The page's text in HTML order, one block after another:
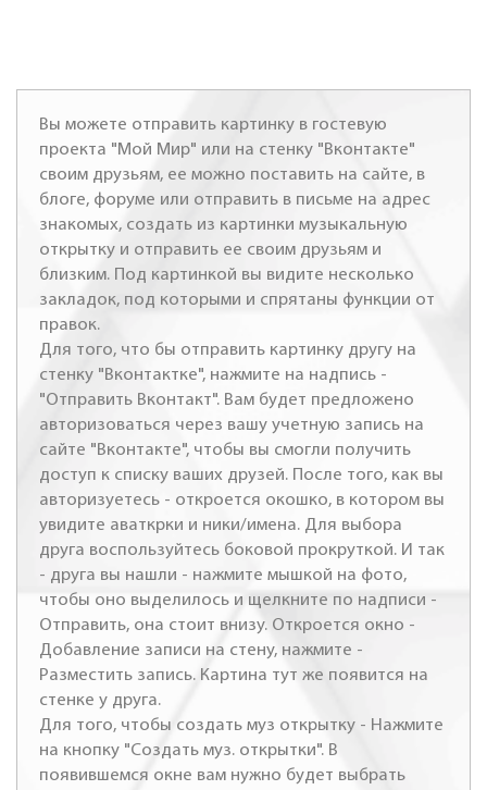
Вы можете отправить картинку в гостевую
проекта "Мой Мир" или на стенку "Вконтакте"
своим друзьям, ее можно поставить на сайте, в
блоге, форуме или отправить в письме на адрес
знакомых, создать из картинки музыкальную
открытку и отправить ее своим друзьям и
близким. Под картинкой вы видите несколько
закладок, под которыми и спрятаны функции от
правок.
Для того, что бы отправить картинку другу на
стенку "Вконтактке", нажмите на надпись -
"Отправить Вконтакт". Вам будет предложено
авторизоваться через вашу учетную запись на
сайте "Вконтакте", чтобы вы смогли получить
доступ к списку ваших друзей. После того, как вы
авторизуетесь - откроется окошко, в котором вы
увидите аваткрки и ники/имена. Для выбора
друга воспользуйтесь боковой прокруткой. И так
- друга вы нашли - нажмите мышкой на фото,
чтобы оно выделилось и щелкните по надписи -
Отправить, она стоит внизу. Откроется окно -
Добавление записи на стену, нажмите -
Разместить запись. Картина тут же появится на
стенке у друга.
Для того, чтобы создать муз открытку - Нажмите
на кнопку "Создать муз. открытки". В
появившемся окне вам нужно будет выбрать